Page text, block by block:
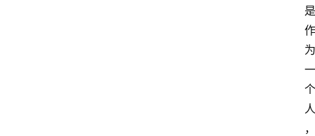
是
作
为
一
个
人
，